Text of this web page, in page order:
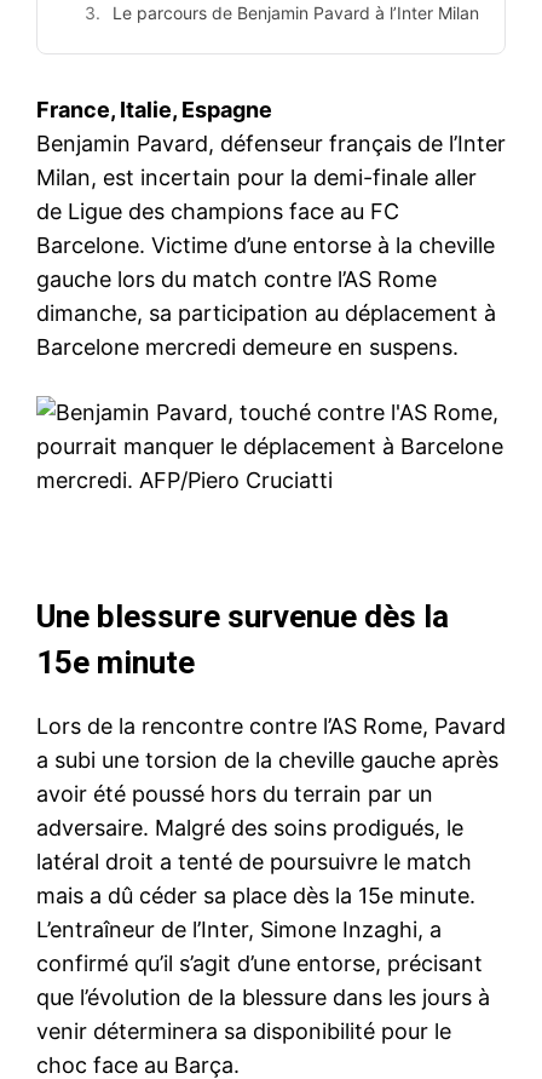
Le parcours de Benjamin Pavard à l’Inter Milan
France, Italie, Espagne
Benjamin Pavard, défenseur français de l’Inter
Milan, est incertain pour la demi-finale aller
de Ligue des champions face au FC
Barcelone. Victime d’une entorse à la cheville
gauche lors du match contre l’AS Rome
dimanche, sa participation au déplacement à
Barcelone mercredi demeure en suspens.
Une blessure survenue dès la
15e minute
Lors de la rencontre contre l’AS Rome, Pavard
a subi une torsion de la cheville gauche après
avoir été poussé hors du terrain par un
adversaire. Malgré des soins prodigués, le
latéral droit a tenté de poursuivre le match
mais a dû céder sa place dès la 15e minute.
L’entraîneur de l’Inter, Simone Inzaghi, a
confirmé qu’il s’agit d’une entorse, précisant
que l’évolution de la blessure dans les jours à
venir déterminera sa disponibilité pour le
choc face au Barça.